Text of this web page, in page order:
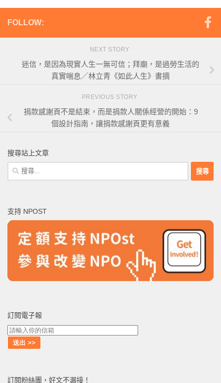
FOLLOW:
NEXT STORY
迷信，是因為現實人生一無可信；拜廟，是過勞生活的
真實喘息／林立青《如此人生》書摘
PREVIOUS STORY
捐款感謝頁不是結束，而是捐款人關係經營的開始：9
個設計指南，讓捐款感謝頁更有意義
搜尋站上文章
搜
尋
字:
支持 NPOST
訂閱電子報
訂閱粉絲團，好文不漏接！